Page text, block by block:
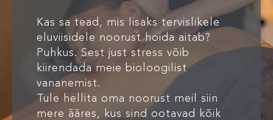
Kas sa tead, mis lisaks tervislikele
eluviisidele noorust hoida aitab?
Puhkus. Sest just stress võib
kiirendada meie bioloogilist
vananemist.
Tule hellita oma noorust meil siin
mere ääres, kus sind ootavad kõik